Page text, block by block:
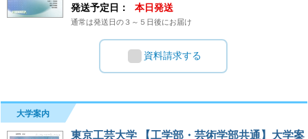
発送予定日：
本日発送
通常は発送日の３～５日後にお届け
資料請求する
大学案内
東京工芸大学 【工学部・芸術学部共通】大学案